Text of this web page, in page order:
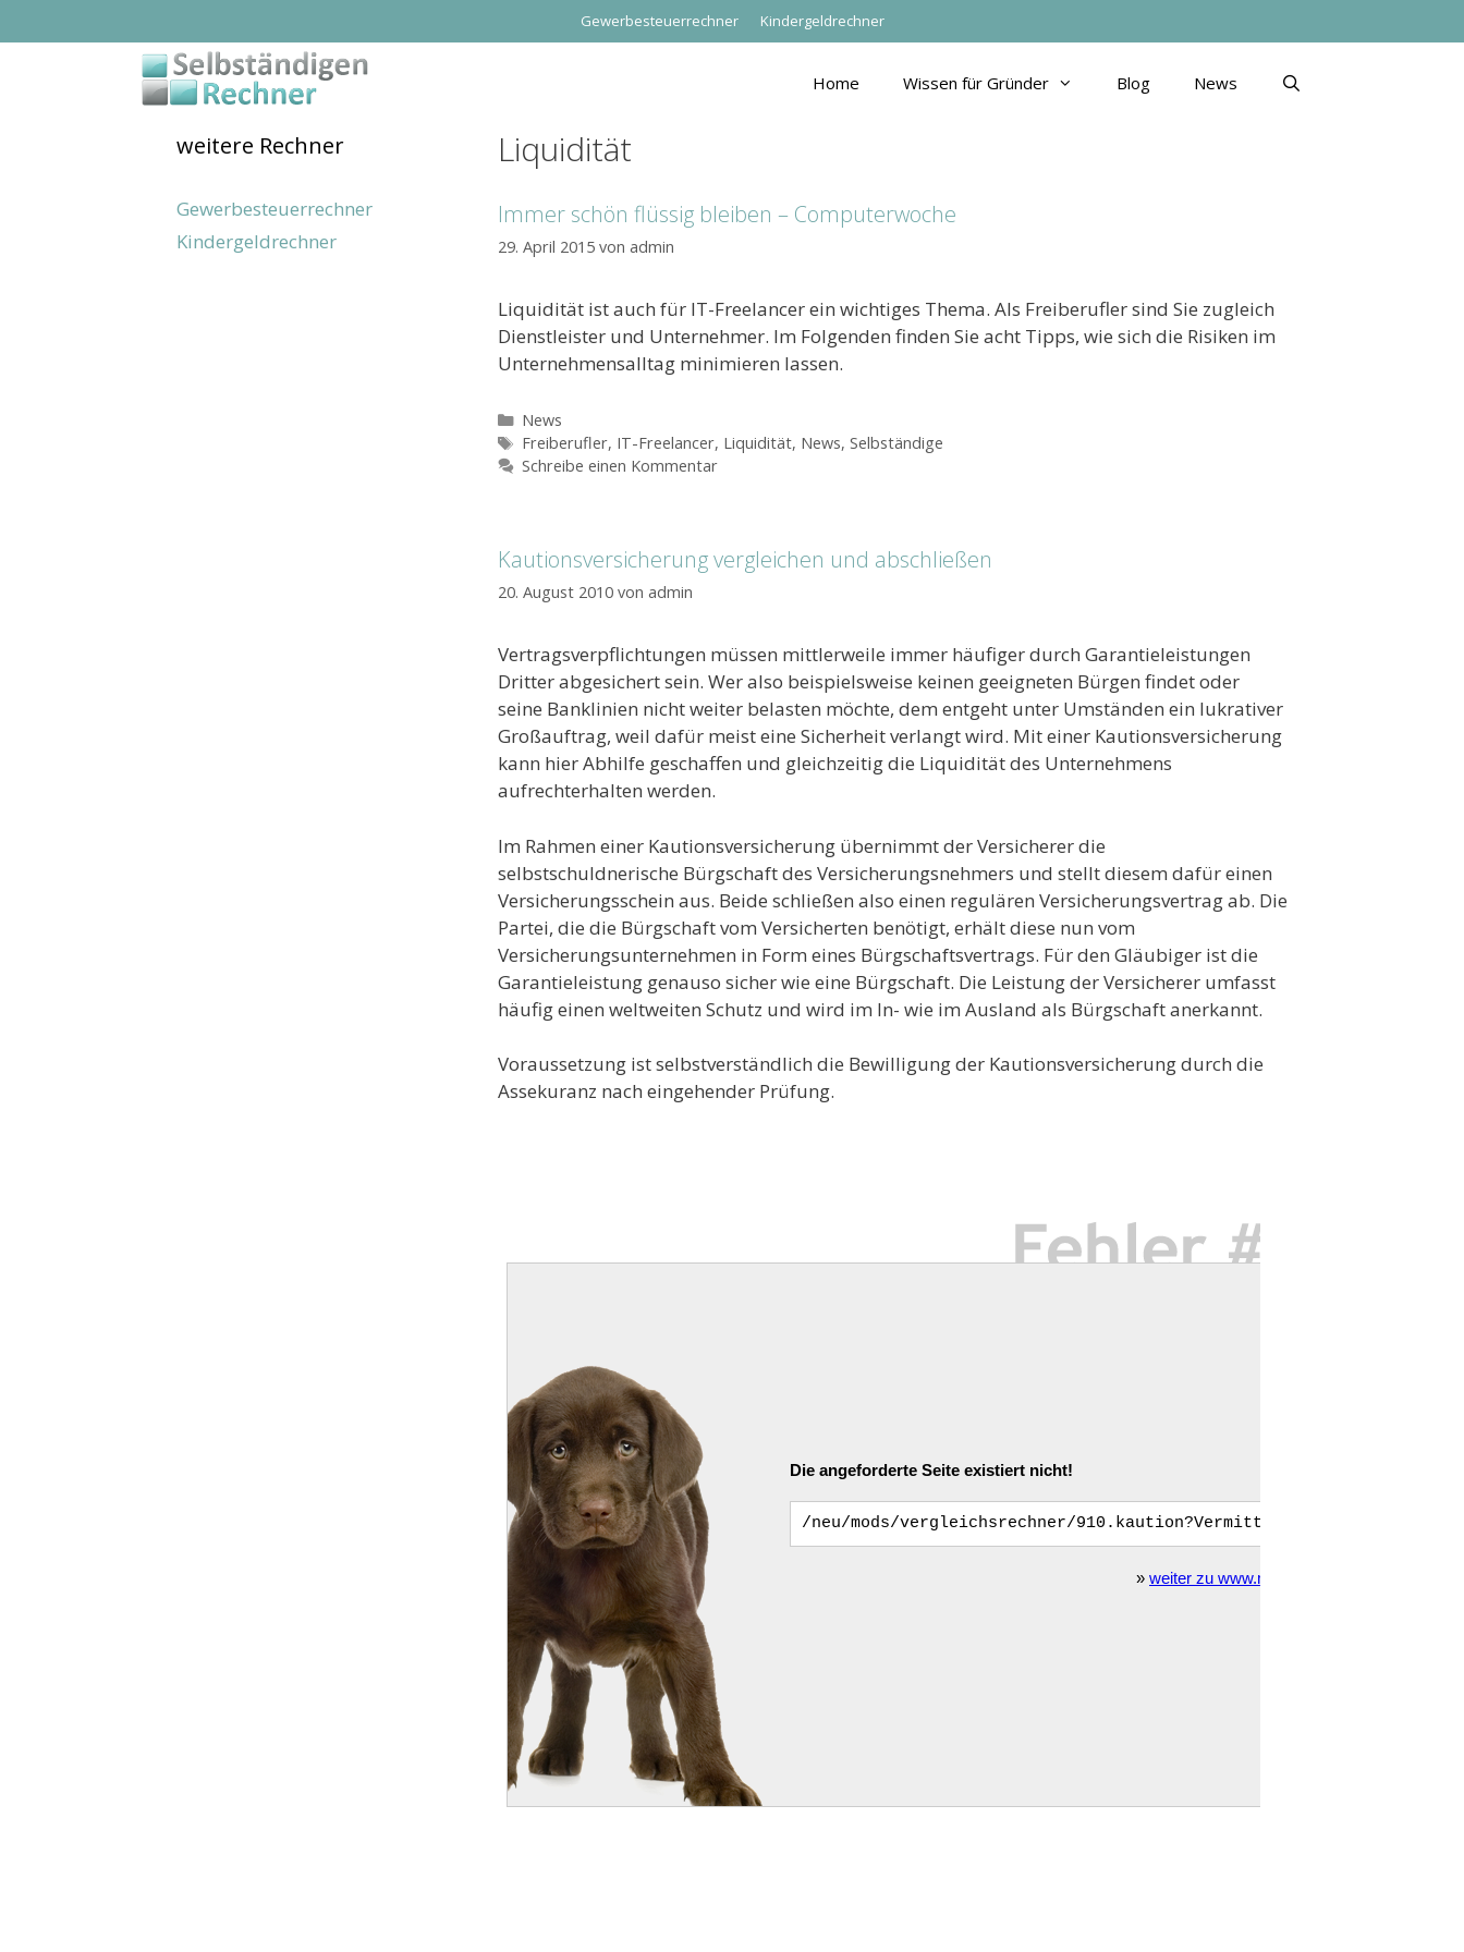
Inhalt
Gewerbesteuerrechner Kindergeldrechner
Home Wissen für Gründer Blog News
Liquidität
Immer schön flüssig bleiben – Computerwoche
29. April 2015 von admin
Liquidität ist auch für IT-Freelancer ein wichtiges Thema. Als Freiberufler sind Sie zugleich
Dienstleister und Unternehmer. Im Folgenden finden Sie acht Tipps, wie sich die Risiken im
Unternehmensalltag minimieren lassen.
Kategorien
News
Schlagwörter
Freiberufler, IT-Freelancer, Liquidität, News, Selbständige
Schreibe einen Kommentar
Kautionsversicherung vergleichen und abschließen
20. August 2010 von admin
Vertragsverpflichtungen müssen mittlerweile immer häufiger durch Garantieleistungen
Dritter abgesichert sein. Wer also beispielsweise keinen geeigneten Bürgen findet oder
seine Banklinien nicht weiter belasten möchte, dem entgeht unter Umständen ein lukrativer
Großauftrag, weil dafür meist eine Sicherheit verlangt wird. Mit einer Kautionsversicherung
kann hier Abhilfe geschaffen und gleichzeitig die Liquidität des Unternehmens
aufrechterhalten werden.
Im Rahmen einer Kautionsversicherung übernimmt der Versicherer die
selbstschuldnerische Bürgschaft des Versicherungsnehmers und stellt diesem dafür einen
Versicherungsschein aus. Beide schließen also einen regulären Versicherungsvertrag ab. Die
Partei, die die Bürgschaft vom Versicherten benötigt, erhält diese nun vom
Versicherungsunternehmen in Form eines Bürgschaftsvertrags. Für den Gläubiger ist die
Garantieleistung genauso sicher wie eine Bürgschaft. Die Leistung der Versicherer umfasst
häufig einen weltweiten Schutz und wird im In- wie im Ausland als Bürgschaft anerkannt.
Voraussetzung ist selbstverständlich die Bewilligung der Kautionsversicherung durch die
Assekuranz nach eingehender Prüfung.
weitere Rechner
Gewerbesteuerrechner
Kindergeldrechner